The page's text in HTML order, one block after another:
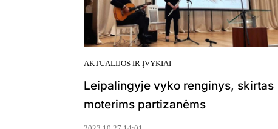
AKTUALIJOS IR ĮVYKIAI
Leipalingyje vyko renginys, skirtas
moterims partizanėms